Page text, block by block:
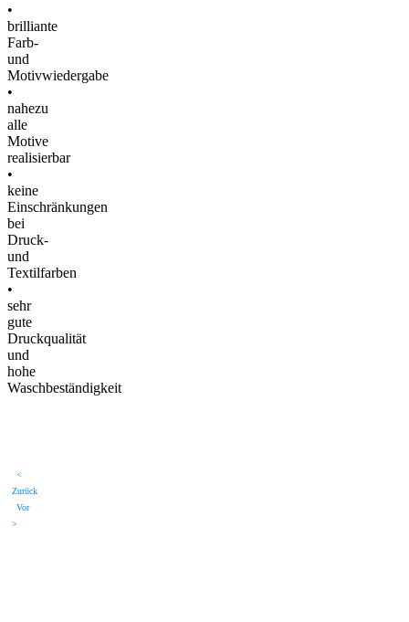
•
brilliante
Farb-
und
Motivwiedergabe
•
nahezu
alle
Motive
realisierbar
•
keine
Einschränkungen
bei
Druck-
und
Textilfarben
•
sehr
gute
Druckqualität
und
hohe
Waschbeständigkeit
<
Zurück
Vor
>